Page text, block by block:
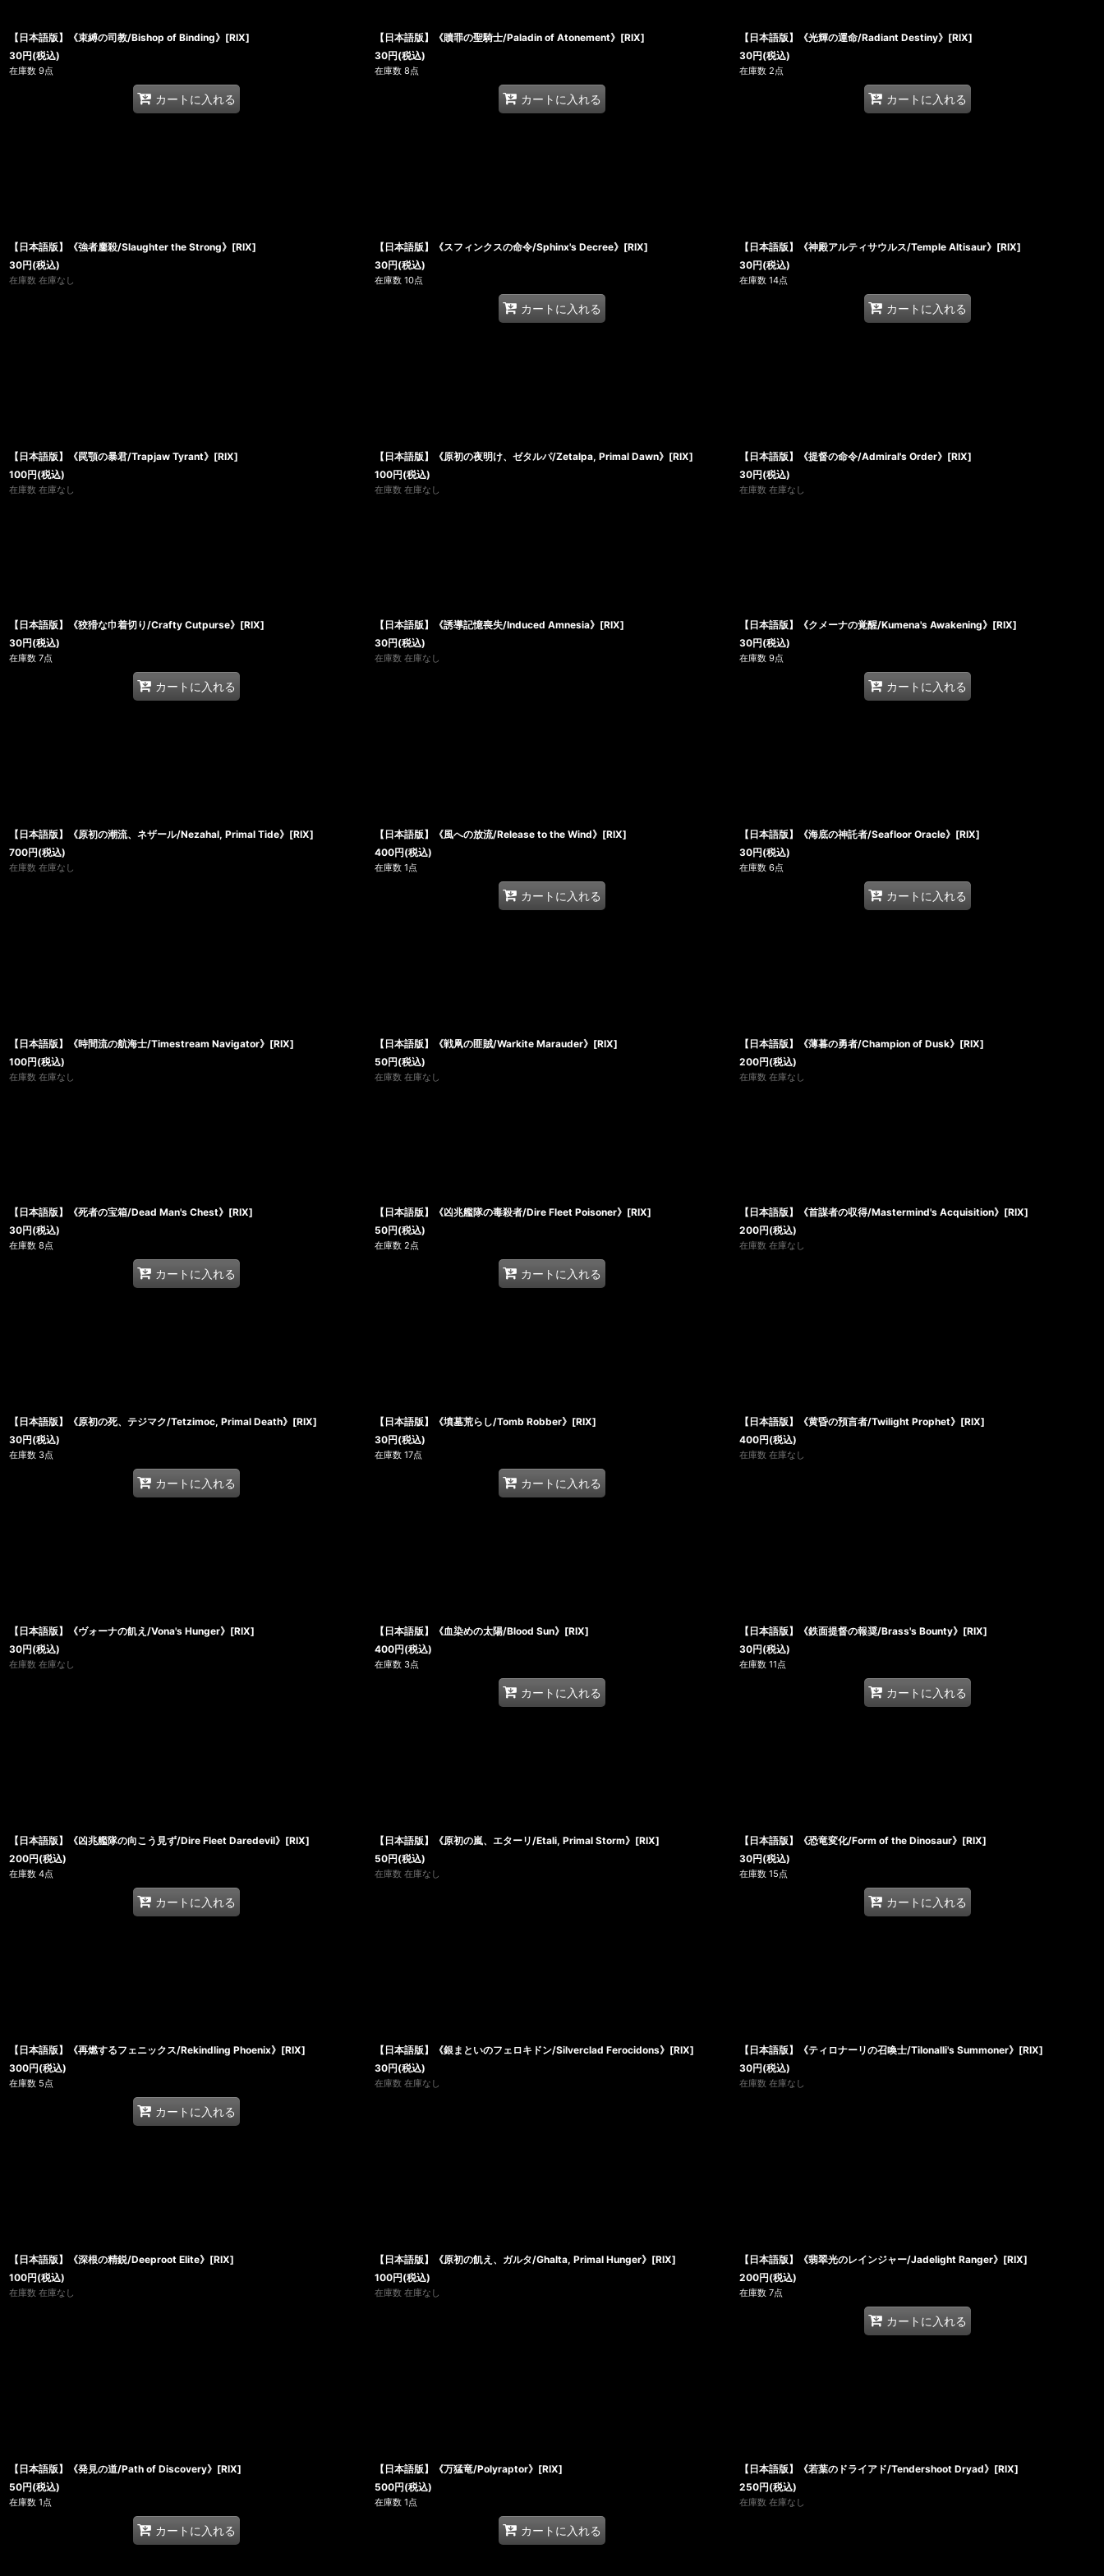
【日本語版】《束縛の司教/Bishop of Binding》[RIX]
30円(税込)
在庫数 9点
カートに入れる
【日本語版】《贖罪の聖騎士/Paladin of Atonement》[RIX]
30円(税込)
在庫数 8点
カートに入れる
【日本語版】《光輝の運命/Radiant Destiny》[RIX]
30円(税込)
在庫数 2点
カートに入れる
【日本語版】《強者鏖殺/Slaughter the Strong》[RIX]
30円(税込)
在庫数 在庫なし
【日本語版】《スフィンクスの命令/Sphinx's Decree》[RIX]
30円(税込)
在庫数 10点
カートに入れる
【日本語版】《神殿アルティサウルス/Temple Altisaur》[RIX]
30円(税込)
在庫数 14点
カートに入れる
【日本語版】《罠顎の暴君/Trapjaw Tyrant》[RIX]
100円(税込)
在庫数 在庫なし
【日本語版】《原初の夜明け、ゼタルパ/Zetalpa, Primal Dawn》[RIX]
100円(税込)
在庫数 在庫なし
【日本語版】《提督の命令/Admiral's Order》[RIX]
30円(税込)
在庫数 在庫なし
【日本語版】《狡猾な巾着切り/Crafty Cutpurse》[RIX]
30円(税込)
在庫数 7点
カートに入れる
【日本語版】《誘導記憶喪失/Induced Amnesia》[RIX]
30円(税込)
在庫数 在庫なし
【日本語版】《クメーナの覚醒/Kumena's Awakening》[RIX]
30円(税込)
在庫数 9点
カートに入れる
【日本語版】《原初の潮流、ネザール/Nezahal, Primal Tide》[RIX]
700円(税込)
在庫数 在庫なし
【日本語版】《風への放流/Release to the Wind》[RIX]
400円(税込)
在庫数 1点
カートに入れる
【日本語版】《海底の神託者/Seafloor Oracle》[RIX]
30円(税込)
在庫数 6点
カートに入れる
【日本語版】《時間流の航海士/Timestream Navigator》[RIX]
100円(税込)
在庫数 在庫なし
【日本語版】《戦凧の匪賊/Warkite Marauder》[RIX]
50円(税込)
在庫数 在庫なし
【日本語版】《薄暮の勇者/Champion of Dusk》[RIX]
200円(税込)
在庫数 在庫なし
【日本語版】《死者の宝箱/Dead Man's Chest》[RIX]
30円(税込)
在庫数 8点
カートに入れる
【日本語版】《凶兆艦隊の毒殺者/Dire Fleet Poisoner》[RIX]
50円(税込)
在庫数 2点
カートに入れる
【日本語版】《首謀者の収得/Mastermind's Acquisition》[RIX]
200円(税込)
在庫数 在庫なし
【日本語版】《原初の死、テジマク/Tetzimoc, Primal Death》[RIX]
30円(税込)
在庫数 3点
カートに入れる
【日本語版】《墳墓荒らし/Tomb Robber》[RIX]
30円(税込)
在庫数 17点
カートに入れる
【日本語版】《黄昏の預言者/Twilight Prophet》[RIX]
400円(税込)
在庫数 在庫なし
【日本語版】《ヴォーナの飢え/Vona's Hunger》[RIX]
30円(税込)
在庫数 在庫なし
【日本語版】《血染めの太陽/Blood Sun》[RIX]
400円(税込)
在庫数 3点
カートに入れる
【日本語版】《鉄面提督の報奨/Brass's Bounty》[RIX]
30円(税込)
在庫数 11点
カートに入れる
【日本語版】《凶兆艦隊の向こう見ず/Dire Fleet Daredevil》[RIX]
200円(税込)
在庫数 4点
カートに入れる
【日本語版】《原初の嵐、エターリ/Etali, Primal Storm》[RIX]
50円(税込)
在庫数 在庫なし
【日本語版】《恐竜変化/Form of the Dinosaur》[RIX]
30円(税込)
在庫数 15点
カートに入れる
【日本語版】《再燃するフェニックス/Rekindling Phoenix》[RIX]
300円(税込)
在庫数 5点
カートに入れる
【日本語版】《銀まといのフェロキドン/Silverclad Ferocidons》[RIX]
30円(税込)
在庫数 在庫なし
【日本語版】《ティロナーリの召喚士/Tilonalli's Summoner》[RIX]
30円(税込)
在庫数 在庫なし
【日本語版】《深根の精鋭/Deeproot Elite》[RIX]
100円(税込)
在庫数 在庫なし
【日本語版】《原初の飢え、ガルタ/Ghalta, Primal Hunger》[RIX]
100円(税込)
在庫数 在庫なし
【日本語版】《翡翠光のレインジャー/Jadelight Ranger》[RIX]
200円(税込)
在庫数 7点
カートに入れる
【日本語版】《発見の道/Path of Discovery》[RIX]
50円(税込)
在庫数 1点
カートに入れる
【日本語版】《万猛竜/Polyraptor》[RIX]
500円(税込)
在庫数 1点
カートに入れる
【日本語版】《若葉のドライアド/Tendershoot Dryad》[RIX]
250円(税込)
在庫数 在庫なし